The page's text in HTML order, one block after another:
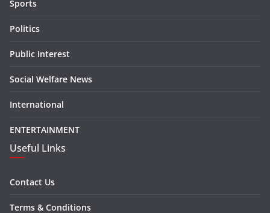
Sports
Politics
Public Interest
Social Welfare News
International
ENTERTAINMENT
Useful Links
Contact Us
Terms & Conditions